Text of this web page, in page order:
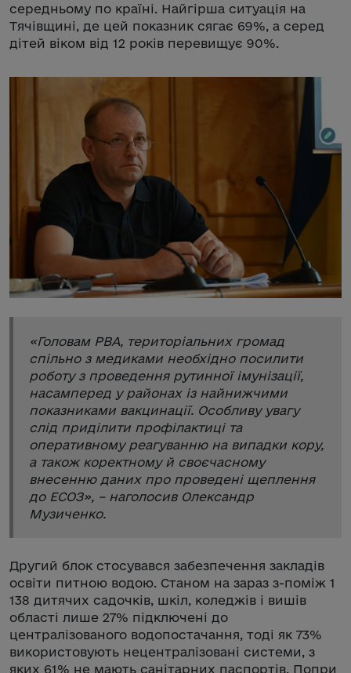
середньому по країні. Найгірша ситуація на
Тячівщині, де цей показник сягає 69%, а серед
дітей віком від 12 років перевищує 90%.
«Головам РВА, територіальних громад
спільно з медиками необхідно посилити
роботу з проведення рутинної імунізації,
насамперед у районах із найнижчими
показниками вакцинації. Особливу увагу
слід приділити профілактиці та
оперативному реагуванню на випадки кору,
а також коректному й своєчасному
внесенню даних про проведені щеплення
до ЕСОЗ», – наголосив Олександр
Музиченко.
Другий блок стосувався забезпечення закладів
освіти питною водою. Станом на зараз з-поміж 1
138 дитячих садочків, шкіл, коледжів і вишів
області лише 27% підключені до
централізованого водопостачання, тоді як 73%
використовують нецентралізовані системи, з
яких 61% не мають санітарних паспортів. Попри